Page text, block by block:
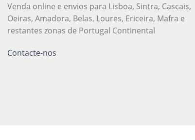
Venda online e envios para Lisboa, Sintra, Cascais,
Oeiras, Amadora, Belas, Loures, Ericeira, Mafra e
restantes zonas de Portugal Continental
Contacte-nos